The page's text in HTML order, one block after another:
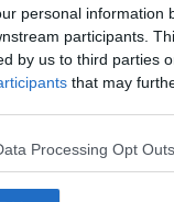
personal information
participants.
by us to third parties
that may
Processing Opt Outs